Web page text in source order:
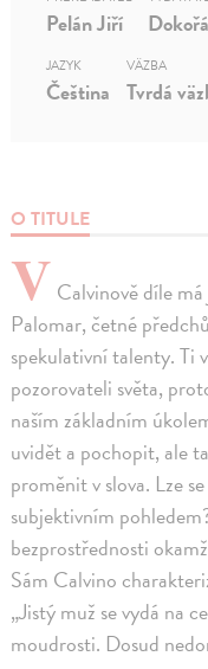
O TITULE
V Calvinově díle
Palomar, četné
spekulativní talenty. Ti
pozorovateli světa,
naším základním
uvidět a pochopit, ale
proměnit v slova. Lze
subjektivním
bezprostřednosti
Sám Calvino
„Jistý muž se vydá na
moudrosti. Dosud
Pelán Jiří
JAZYK
Čeština
VÄZBA
Tvrdá